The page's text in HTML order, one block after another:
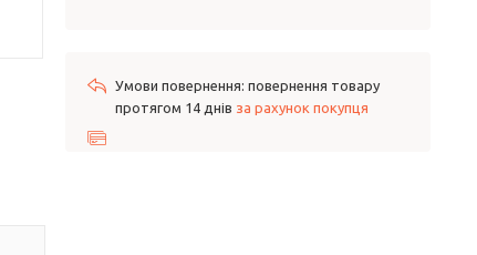
повернення товару
протягом 14 днів за рахунок покупця